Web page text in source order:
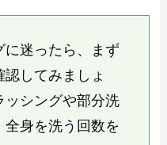
に迷ったら、まず
してみましょ
ッシングや部分洗
身を洗う回数を